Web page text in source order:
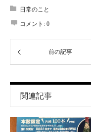
日常のこと
コメント: 0
前の記事
関連記事